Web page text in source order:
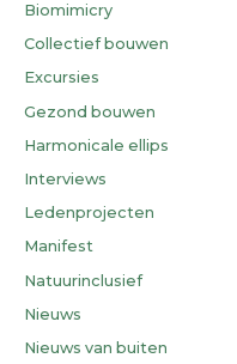
Biomimicry
Collectief bouwen
Excursies
Gezond bouwen
Harmonicale ellips
Interviews
Ledenprojecten
Manifest
Natuurinclusief
Nieuws
Nieuws van buiten